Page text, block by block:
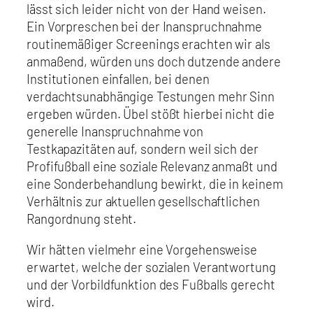
lässt sich leider nicht von der Hand weisen.
Ein Vorpreschen bei der Inanspruchnahme
routinemäßiger Screenings erachten wir als
anmaßend, würden uns doch dutzende andere
Institutionen einfallen, bei denen
verdachtsunabhängige Testungen mehr Sinn
ergeben würden. Übel stößt hierbei nicht die
generelle Inanspruchnahme von
Testkapazitäten auf, sondern weil sich der
Profifußball eine soziale Relevanz anmaßt und
eine Sonderbehandlung bewirkt, die in keinem
Verhältnis zur aktuellen gesellschaftlichen
Rangordnung steht.
Wir hätten vielmehr eine Vorgehensweise
erwartet, welche der sozialen Verantwortung
und der Vorbildfunktion des Fußballs gerecht
wird.